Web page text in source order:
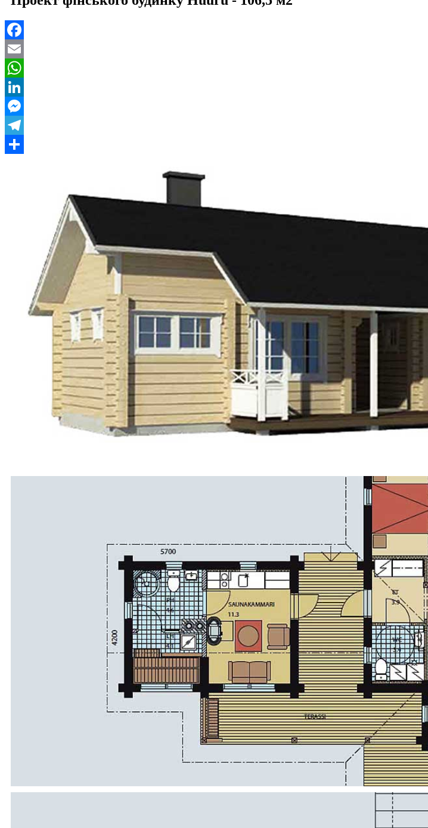
Facebook
Email
WhatsApp
LinkedIn
Messenger
Telegram